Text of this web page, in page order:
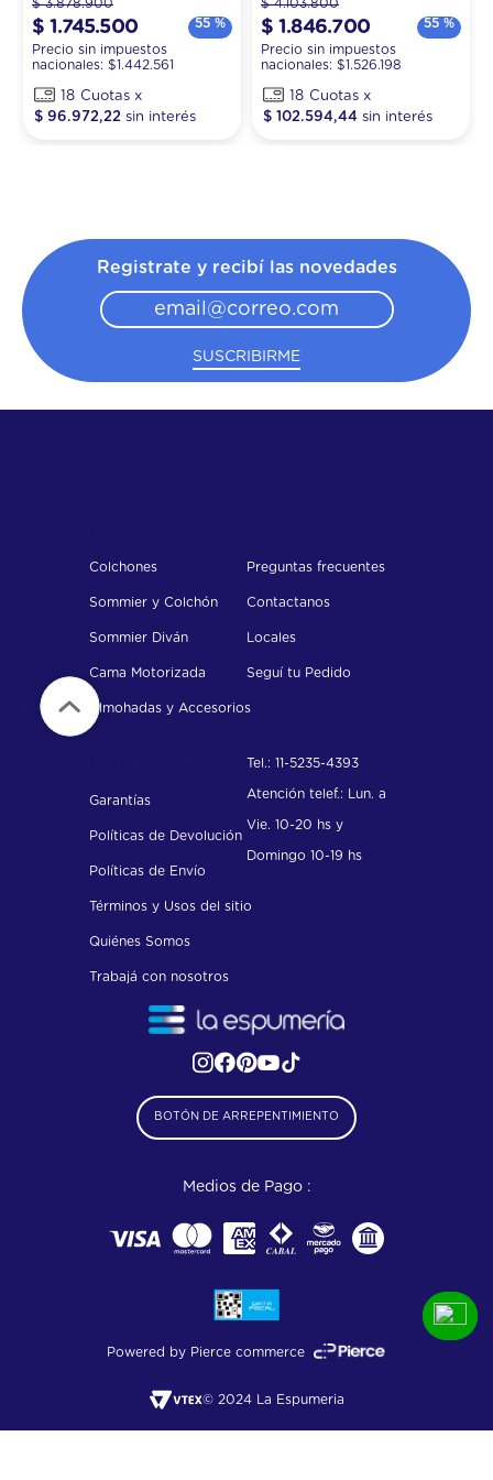
$ 3.878.900
$ 1.745.500
55 %
Precio sin impuestos
nacionales: $1.442.561
18
$ 96.972,22
$ 4.103.800
$ 1.846.700
55 %
Precio sin impuestos
nacionales: $1.526.198
18
$ 102.594,44
Registrate y recibí las novedades
SUSCRIBIRME
Colchones
Sommier y Colchón
Sommier Diván
Cama Motorizada
Almohadas y Accesorios
Preguntas frecuentes
Contactanos
Locales
Seguí tu Pedido
Garantías
Políticas de Devolución
Políticas de Envío
Términos y Usos del sitio
Quiénes Somos
Trabajá con nosotros
Tel.: 11-5235-4393
Atención telef.: Lun. a
Vie. 10-20 hs y
Domingo 10-19 hs
BOTÓN DE ARREPENTIMIENTO
Medios de Pago :
Powered by Pierce commerce
© 2024 La Espumeria